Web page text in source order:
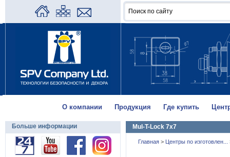
О компании Продукция Где купить
Mul-T-Lock 7x7
Главная > Центры по изготовлен...
Больше информации